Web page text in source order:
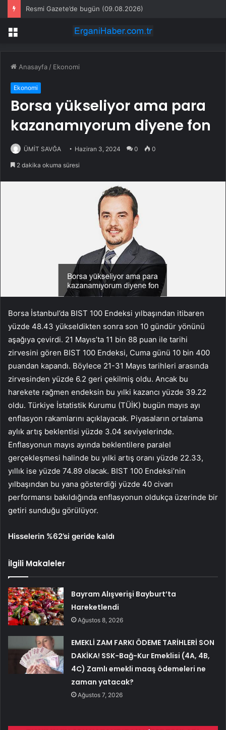
Resmi Gazete’de bugün (09.08.2026)
Menü
Anasayfa / Ekonomi
Ekonomi
Borsa yükseliyor ama para
kazanamıyorum diyene fon
ÜMİT SAVĞA Haziran 3, 2024 0 0
2 dakika okuma süresi
Borsa İstanbul’da BIST 100 Endeksi yılbaşından itibaren
yüzde 48.43 yükseldikten sonra son 10 gündür yönünü
aşağıya çevirdi. 21 Mayıs’ta 11 bin 88 puan ile tarihi
zirvesini gören BIST 100 Endeksi, Cuma günü 10 bin 400
puandan kapandı. Böylece 21-31 Mayıs tarihleri arasında
zirvesinden yüzde 6.2 geri çekilmiş oldu. Ancak bu
harekete rağmen endeksin bu yılki kazancı yüzde 39.22
oldu. Türkiye İstatistik Kurumu (TÜİK) bugün mayıs ayı
enflasyon rakamlarını açıklayacak. Piyasaların ortalama
aylık artış beklentisi yüzde 3.04 seviyelerinde.
Enflasyonun mayıs ayında beklentilere paralel
gerçekleşmesi halinde bu yılki artış oranı yüzde 22.33,
yıllık ise yüzde 74.89 olacak. BIST 100 Endeksi’nin
yılbaşından bu yana gösterdiği yüzde 40 civarı
performansı bakıldığında enflasyonun oldukça üzerinde bir
getiri sunduğu görülüyor.
Hisselerin %62’si geride kaldı
İlgili Makaleler
Bayram Alışverişi Bayburt’ta
Hareketlendi
Ağustos 8, 2026
EMEKLİ ZAM FARKI ÖDEME TARİHLERİ SON
DAKİKA! SSK-Bağ-Kur Emeklisi (4A, 4B,
4C) Zamlı emekli maaş ödemeleri ne
zaman yatacak?
Ağustos 7, 2026